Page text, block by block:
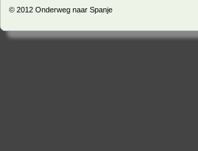
© 2012 Onderweg naar Spanje